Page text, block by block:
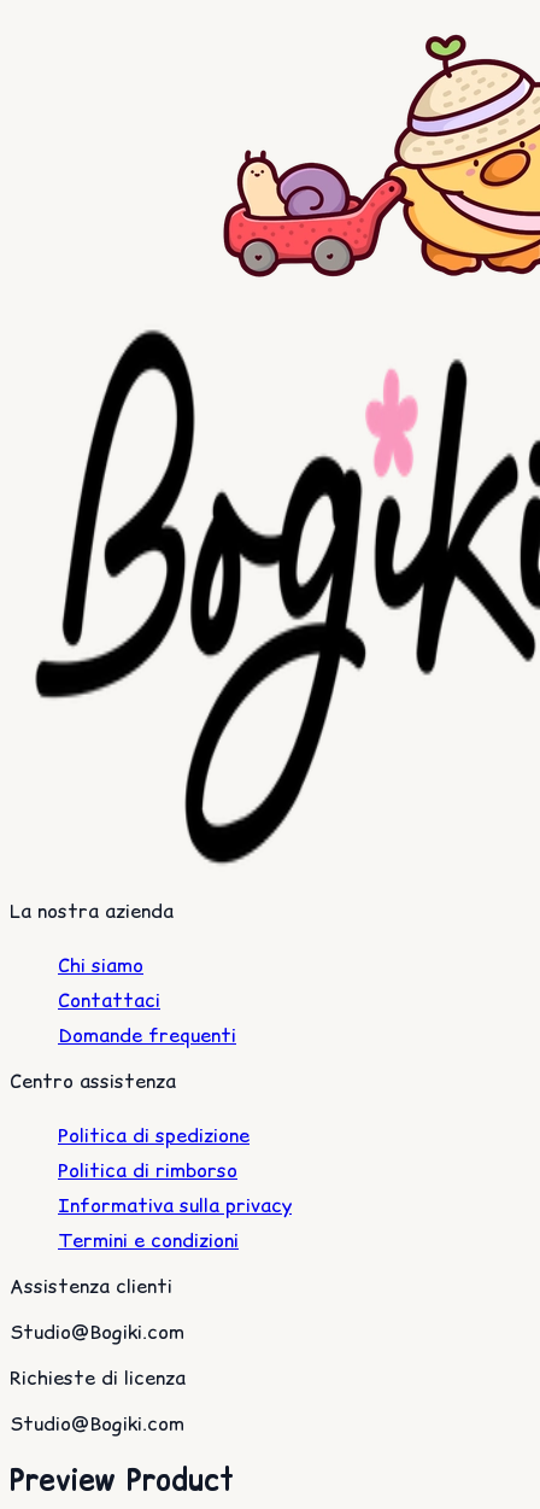
La nostra azienda
Chi siamo
Contattaci
Domande frequenti
Centro assistenza
Politica di spedizione
Politica di rimborso
Informativa sulla privacy
Termini e condizioni
Assistenza clienti
Studio@Bogiki.com
Richieste di licenza
Studio@Bogiki.com
Preview Product